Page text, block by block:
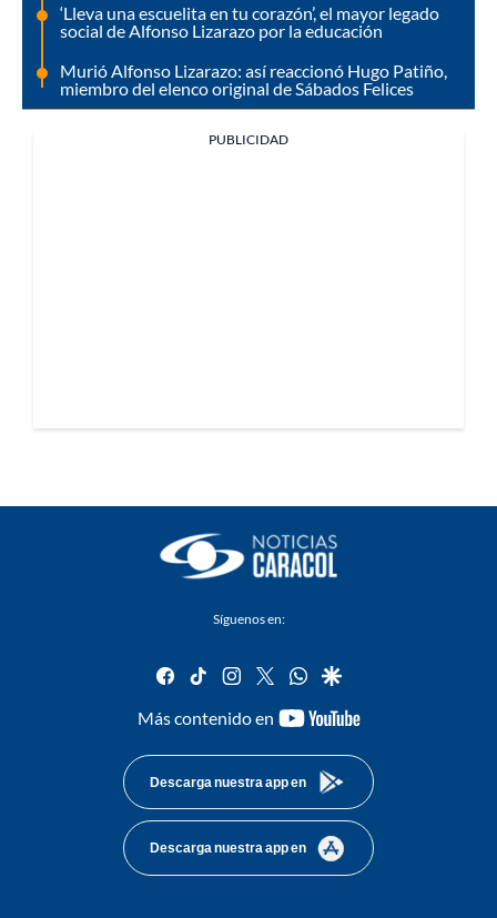
‘Lleva una escuelita en tu corazón’, el mayor legado
social de Alfonso Lizarazo por la educación
Murió Alfonso Lizarazo: así reaccionó Hugo Patiño,
miembro del elenco original de Sábados Felices
PUBLICIDAD
Síguenos en:
facebook
tiktok instagram
twitterwhatsapp
google
Más contenido en
youtube-
Descarga nuestra app en
Descarga nuestra app en